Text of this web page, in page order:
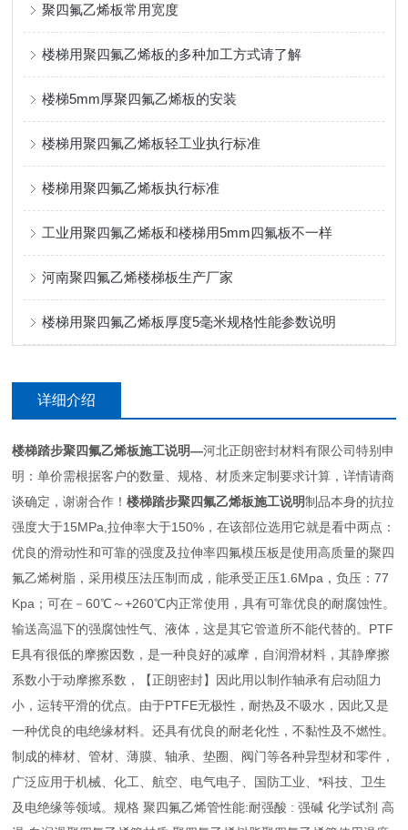
聚四氟乙烯板常用宽度
楼梯用聚四氟乙烯板的多种加工方式请了解
楼梯5mm厚聚四氟乙烯板的安装
楼梯用聚四氟乙烯板轻工业执行标准
楼梯用聚四氟乙烯板执行标准
工业用聚四氟乙烯板和楼梯用5mm四氟板不一样
河南聚四氟乙烯楼梯板生产厂家
楼梯用聚四氟乙烯板厚度5毫米规格性能参数说明
详细介绍
楼梯踏步聚四氟乙烯板施工说明—河北正朗密封材料有限公司特别申
明：单价需根据客户的数量、规格、材质来定制要求计算，详情请商
谈确定，谢谢合作！楼梯踏步聚四氟乙烯板施工说明制品本身的抗拉
强度大于15MPa,拉伸率大于150%，在该部位选用它就是看中两点：
优良的滑动性和可靠的强度及拉伸率四氟模压板是使用高质量的聚四
氟乙烯树脂，采用模压法压制而成，能承受正压1.6Mpa，负压：77
Kpa；可在－60℃～+260℃内正常使用，具有可靠优良的耐腐蚀性。
输送高温下的强腐蚀性气、液体，这是其它管道所不能代替的。PTF
E具有很低的摩擦因数，是一种良好的减摩，自润滑材料，其静摩擦
系数小于动摩擦系数，【正朗密封】因此用以制作轴承有启动阻力
小，运转平滑的优点。由于PTFE无极性，耐热及不吸水，因此又是
一种优良的电绝缘材料。还具有优良的耐老化性，不黏性及不燃性。
制成的棒材、管材、薄膜、轴承、垫圈、阀门等各种异型材和零件，
广泛应用于机械、化工、航空、电气电子、国防工业、*科技、卫生
及电绝缘等领域。规格 聚四氟乙烯管性能:耐强酸 : 强碱 化学试剂 高